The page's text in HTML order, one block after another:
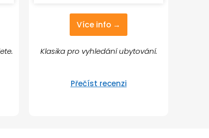
Více info →
Klasika pro vyhledání ubytování.
Přečíst recenzi